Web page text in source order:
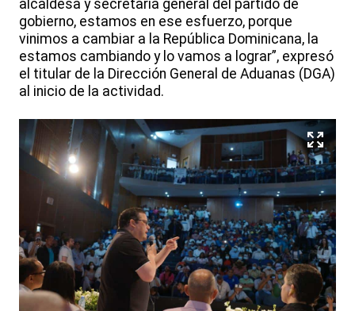
alcaldesa y secretaria general del partido de
gobierno, estamos en ese esfuerzo, porque
vinimos a cambiar a la República Dominicana, la
estamos cambiando y lo vamos a lograr”, expresó
el titular de la Dirección General de Aduanas (DGA)
al inicio de la actividad.